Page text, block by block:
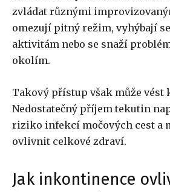
zvládat různými
omezují pitný režim, vyhýbají
aktivitám nebo se snaží
okolím.
Takový přístup však může vést
Nedostatečný příjem tekutin
riziko infekcí močových cest a
ovlivnit celkové zdraví.
Jak inkontinence